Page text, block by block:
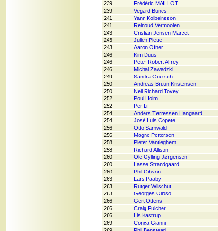
239
Frédéric MAILLOT
239
Vegard Bunes
241
Yann Kolbeinsson
241
Reinoud Vermoolen
243
Cristian Jensen Marcet
243
Julien Piette
243
Aaron Ofner
246
Kim Duus
246
Peter Robert Alfrey
246
Michal Zawadzki
249
Sandra Goetsch
250
Andreas Bruun Kristensen
250
Neil Richard Tovey
252
Poul Holm
252
Per Lif
254
Anders Tørressen Hangaard
254
José Luis Copete
256
Otto Samwald
256
Magne Pettersen
258
Pieter Vantieghem
258
Richard Allison
260
Ole Gylling-Jørgensen
260
Lasse Strandgaard
260
Phil Gibson
263
Lars Paaby
263
Rutger Wilschut
263
Georges Olioso
266
Gert Ottens
266
Craig Fulcher
266
Lis Kastrup
269
Conca Gianni